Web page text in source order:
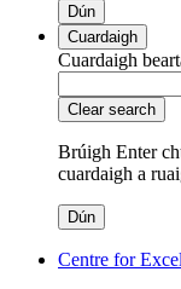
Dún
Cuardaigh
Cuardaigh
Clear search
Brúigh Enter
cuardaigh a
Dún
Centre for